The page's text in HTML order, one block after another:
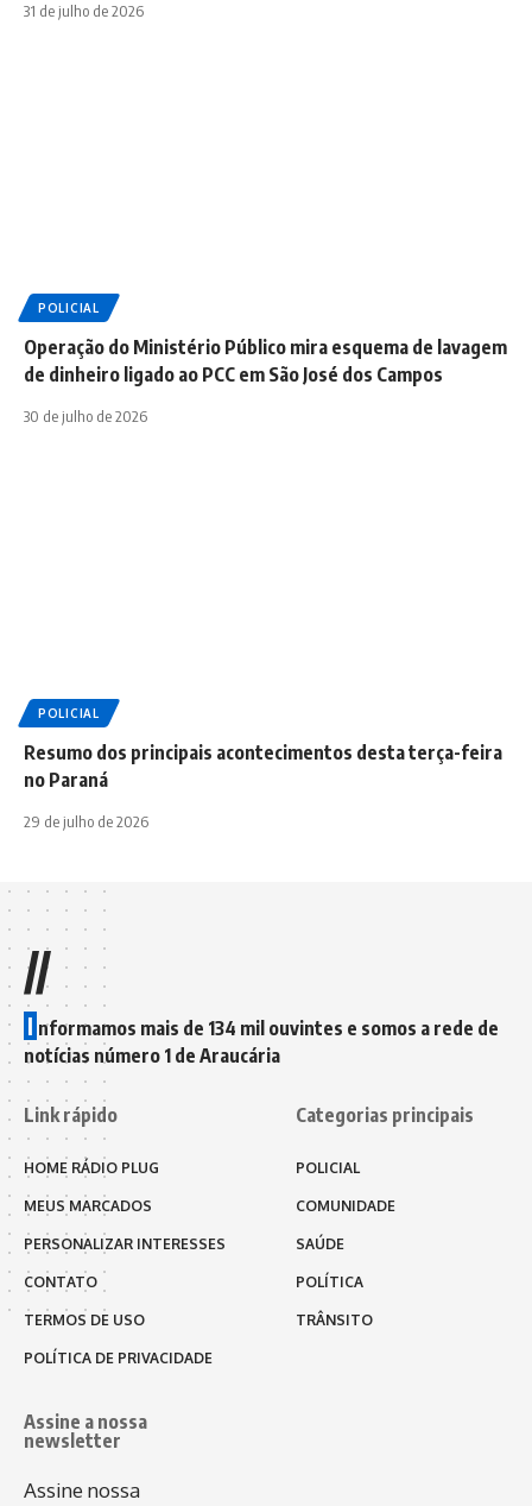
31 de julho de 2026
POLICIAL
Operação do Ministério Público mira esquema de lavagem
de dinheiro ligado ao PCC em São José dos Campos
30 de julho de 2026
POLICIAL
Resumo dos principais acontecimentos desta terça-feira
no Paraná
29 de julho de 2026
//
I nformamos mais de 134 mil ouvintes e somos a rede de
notícias número 1 de Araucária
Link rápido
HOME RÁDIO PLUG
MEUS MARCADOS
PERSONALIZAR INTERESSES
CONTATO
TERMOS DE USO
POLÍTICA DE PRIVACIDADE
Categorias principais
POLICIAL
COMUNIDADE
SAÚDE
POLÍTICA
TRÂNSITO
Assine a nossa
newsletter
Assine nossa